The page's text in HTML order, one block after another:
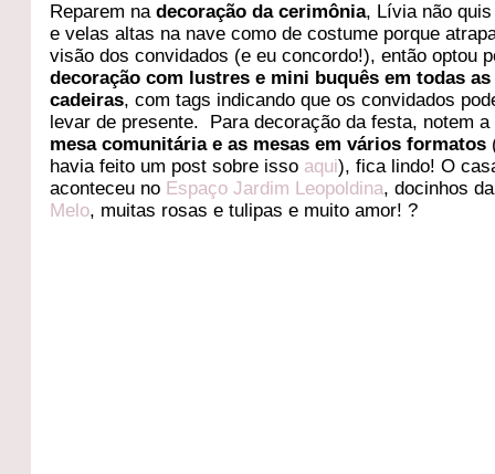
Reparem nadecoração da cerimônia, Lívia não
e velas altas na nave como de costume porque
visão dos convidados (e eu concordo!), então optou
decoração com lustres e mini buquês em todas as
cadeiras, com tags indicando que os convidados
levar de presente. Para decoração da festa, notem a
mesa comunitária e as mesas em vários formatos
havia feito um post sobre isso aqui), fica lindo! O
aconteceu no Espaço Jardim Leopoldina, docinhos
Melo, muitas rosas e tulipas e muito amor! ?